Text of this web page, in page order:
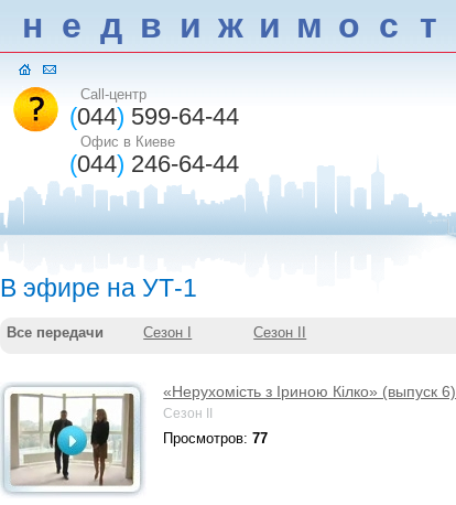
н е д в и ж и м о с т
Call-центр
(044) 599-64-44
Офис в Киеве
(044) 246-64-44
В эфире на УТ-1
Все передачи Сезон I Сезон II
«Нерухомість з Іриною Кілко» (выпуск 6)
Сезон II
Просмотров:77